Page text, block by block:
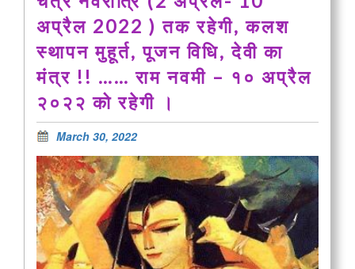
अप्रैल 2022 ) तक रहेगी, कलश
स्थापन मुहूर्त, पूजन विधि, देवी का
मंत्र !! …… राम नवमी – १० अप्रैल
२०२२ को रहेगी ।
March 30, 2022